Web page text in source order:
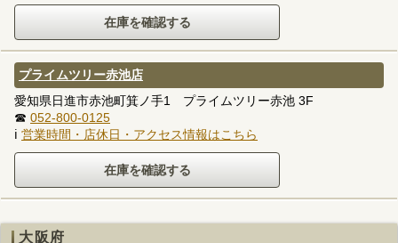
プライムツリー赤池店
愛知県日進市赤池町箕ノ手1 プライムツリー赤池 3F
☎ 052-800-0125
ℹ 営業時間・店休日・アクセス情報はこちら
大阪府